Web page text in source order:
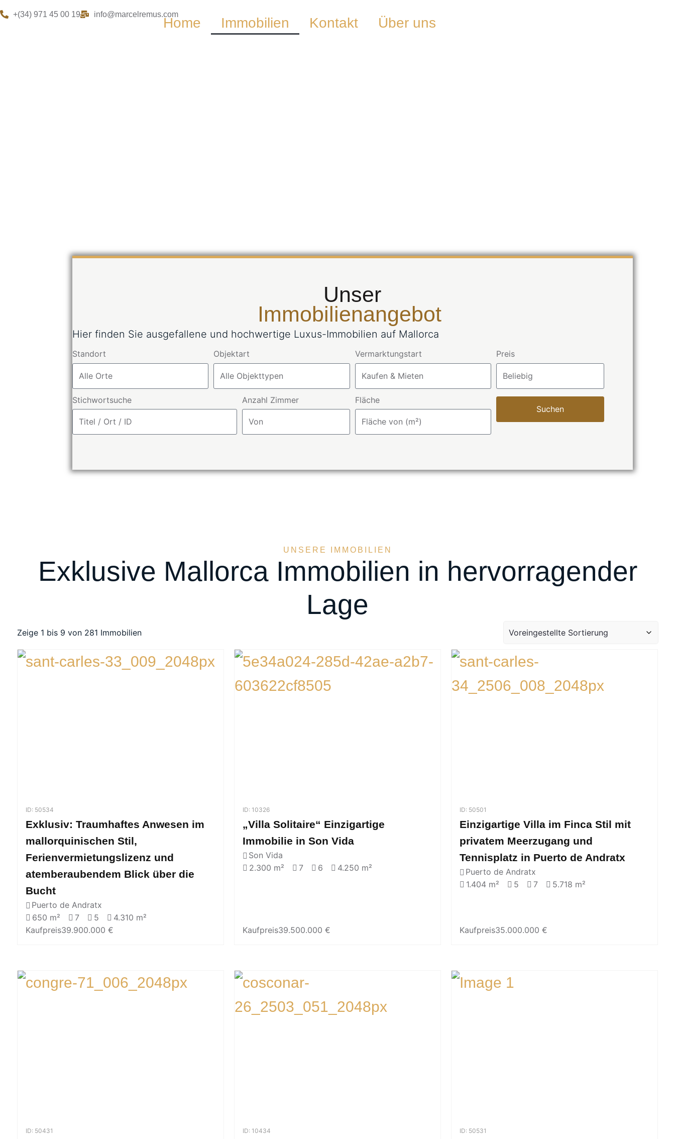
+(34) 971 45 00 19 info@marcelremus.com
Home Immobilien Kontakt Über uns
Unser
Immobilienangebot
Hier finden Sie ausgefallene und hochwertige Luxus-Immobilien auf Mallorca
Standort Objektart Vermarktungstart Preis
Stichwortsuche Anzahl Zimmer
Fläche
Suchen
UNSERE IMMOBILIEN
Exklusive Mallorca Immobilien in hervorragender
Lage
Zeige 1 bis 9 von 281 Immobilien
ID: 50534
Exklusiv: Traumhaftes Anwesen im
mallorquinischen Stil,
Ferienvermietungslizenz und
atemberaubendem Blick über die
Bucht
Puerto de Andratx
650 m²
7 5
4.310 m²
Kaufpreis39.900.000 €
ID: 10326
„Villa Solitaire“ Einzigartige
Immobilie in Son Vida
Son Vida
2.300 m²
7 6 4.250 m²
Kaufpreis39.500.000 €
ID: 50501
Einzigartige Villa im Finca Stil mit
privatem Meerzugang und
Tennisplatz in Puerto de Andratx
Puerto de Andratx
1.404 m²
5 7 5.718 m²
Kaufpreis35.000.000 €
ID: 50431 ID: 10434 ID: 50531